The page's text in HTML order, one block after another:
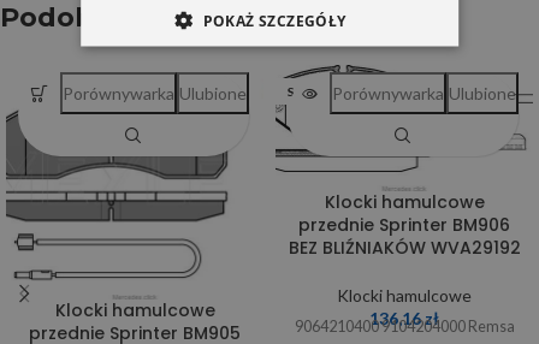
Podobne produkty
Klocki hamulcowe
przednie Sprinter BM905
Porównywarka Ulubione SOLD OUT
Klocki hamulcowe
przednie Sprinter BM906
BEZ BLIŹNIAKÓW WVA29192
Klocki hamulcowe
136,16zł
9064210400 9104204000 Remsa
Porównywarka Ulubione
POKAŻ SZCZEGÓŁY